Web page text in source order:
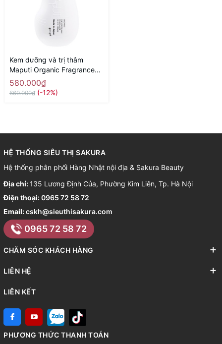
Kem dưỡng và trị thâm
Maputi Organic Fragrance
White Cream 100ml - Hàng
Nhật nôi địa
580.000₫
660.000₫ (-12%)
HỆ THỐNG SIÊU THỊ SAKURA
Hệ thống phân phối Hàng Nhật nội địa & Sakura Beauty
Địa chỉ: 135 Lương Định Của, Phường Kim Liên, Tp. Hà Nội
Điện thoại:0965 72 58 72
Email:cskh@sieuthisakura.com
0965 72 58 72
CHĂM SÓC KHÁCH HÀNG
LIÊN HỆ
LIÊN KẾT
PHƯƠNG THỨC THANH TOÁN